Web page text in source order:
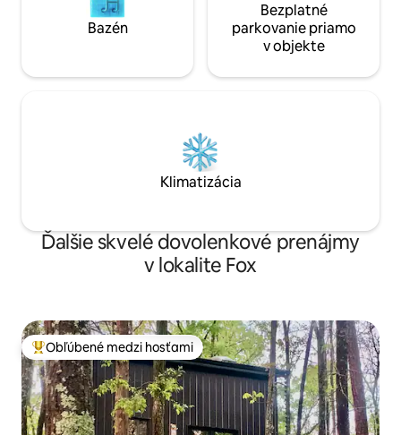
Bazén
Bezplatné
parkovanie priamo
v objekte
Klimatizácia
Ďalšie skvelé dovolenkové prenájmy
v lokalite Fox
Najobľúbenejšie medzi hosťami
Obľúbené medzi hosťami